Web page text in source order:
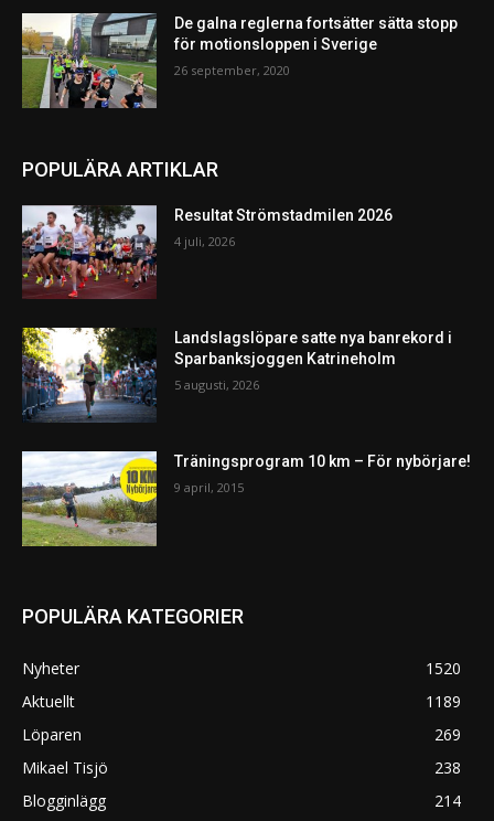
De galna reglerna fortsätter sätta stopp
för motionsloppen i Sverige
26 september, 2020
POPULÄRA ARTIKLAR
Resultat Strömstadmilen 2026
4 juli, 2026
Landslagslöpare satte nya banrekord i
Sparbanksjoggen Katrineholm
5 augusti, 2026
Träningsprogram 10 km – För nybörjare!
9 april, 2015
POPULÄRA KATEGORIER
Nyheter
1520
Aktuellt
1189
Löparen
269
Mikael Tisjö
238
Blogginlägg
214